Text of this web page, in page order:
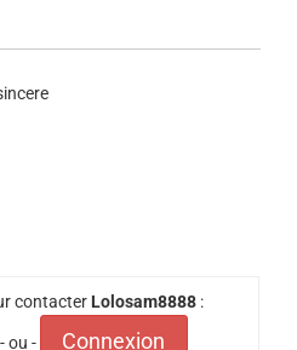
contacter Lolosam8888:
- ou - Connexion